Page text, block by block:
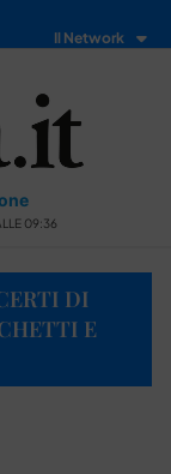
Il Network
09:36
DI
E